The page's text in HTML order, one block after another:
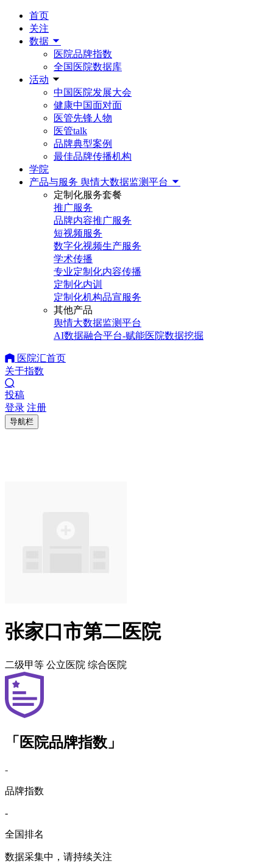
首页
关注
数据
医院品牌指数
全国医院数据库
活动
中国医院发展大会
健康中国面对面
医管先锋人物
医管talk
品牌典型案例
最佳品牌传播机构
学院
产品与服务 舆情大数据监测平台
定制化服务套餐
推广服务
品牌内容推广服务
短视频服务
数字化视频生产服务
学术传播
专业定制化内容传播
定制化内训
定制化机构品宣服务
其他产品
舆情大数据监测平台
AI数据融合平台-赋能医院数据挖掘
医院汇首页
关于指数
投稿
登录 注册
导航栏
张家口市第二医院
二级甲等 公立医院 综合医院
「医院品牌指数」
-
品牌指数
-
全国排名
数据采集中，请持续关注